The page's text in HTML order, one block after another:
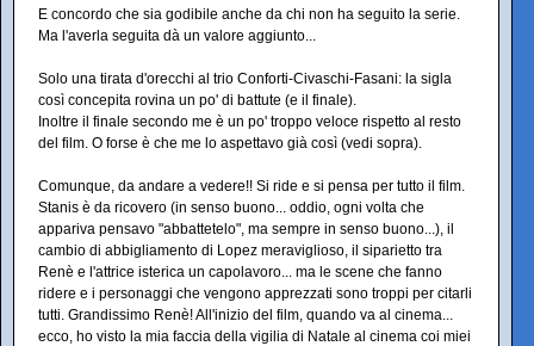
E concordo che sia godibile anche da chi non ha seguito la serie.
Ma l'averla seguita dà un valore aggiunto...
Solo una tirata d'orecchi al trio Conforti-Civaschi-Fasani: la sigla
così concepita rovina un po' di battute (e il finale).
Inoltre il finale secondo me è un po' troppo veloce rispetto al resto
del film. O forse è che me lo aspettavo già così (vedi sopra).
Comunque, da andare a vedere!! Si ride e si pensa per tutto il film.
Stanis è da ricovero (in senso buono... oddio, ogni volta che
appariva pensavo "abbattetelo", ma sempre in senso buono...), il
cambio di abbigliamento di Lopez meraviglioso, il siparietto tra
Renè e l'attrice isterica un capolavoro... ma le scene che fanno
ridere e i personaggi che vengono apprezzati sono troppi per citarli
tutti. Grandissimo Renè! All'inizio del film, quando va al cinema...
ecco, ho visto la mia faccia della vigilia di Natale al cinema coi miei